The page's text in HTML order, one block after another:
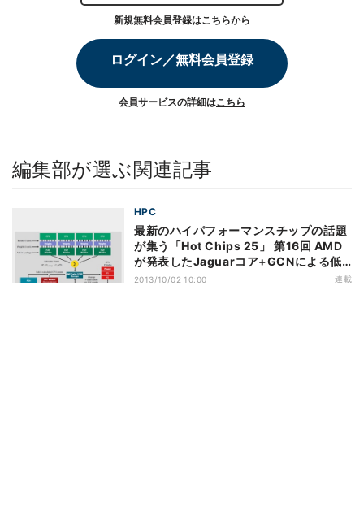
新規無料会員登録はこちらから
ログイン／無料会員登録
会員サービスの詳細はこちら
編集部が選ぶ関連記事
HPC
最新のハイパフォーマンスチップの話題
が集う「Hot Chips 25」 第16回 AMD
が発表したJaguarコア+GCNによる低
電力APU「Kabini」(2)
2013/10/02 10:00 連載